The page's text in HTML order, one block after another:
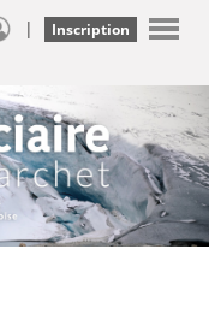
| Inscription